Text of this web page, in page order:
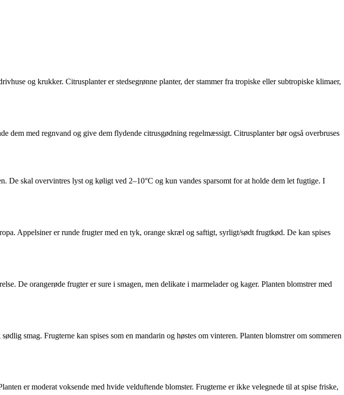
og krukker. Citrusplanter er stedsegrønne planter, der stammer fra tropiske eller subtropiske klimaer,
med regnvand og give dem flydende citrusgødning regelmæssigt. Citrusplanter bør også overbruses
skal overvintres lyst og køligt ved 2–10°C og kun vandes sparsomt for at holde dem let fugtige. I
Appelsiner er runde frugter med en tyk, orange skræl og saftigt, syrligt/sødt frugtkød. De kan spises
De orangerøde frugter er sure i smagen, men delikate i marmelader og kager. Planten blomstrer med
smag. Frugterne kan spises som en mandarin og høstes om vinteren. Planten blomstrer om sommeren
er moderat voksende med hvide velduftende blomster. Frugterne er ikke velegnede til at spise friske,